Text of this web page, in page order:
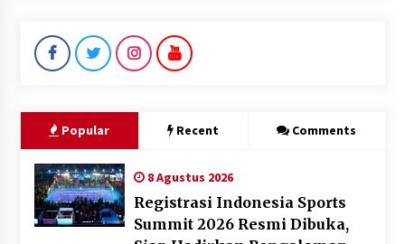
Popular Recent Comments
8 Agustus 2026
Registrasi Indonesia Sports
Summit 2026 Resmi Dibuka,